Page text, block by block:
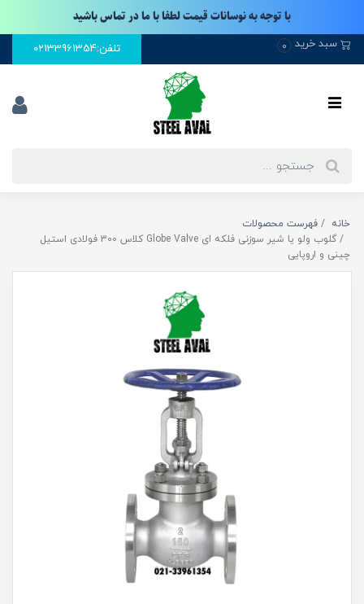
با توجه به نوسانات قیمت لطفا با ما در تماس باشید
سبد خرید 0 تلفن:02133961354
خانه
فهرست محصولات
گلوب ولو یا شیر سوزنی فلکه ای Globe Valve کلاس 300 فولادی استیل
چینی و اروپایی